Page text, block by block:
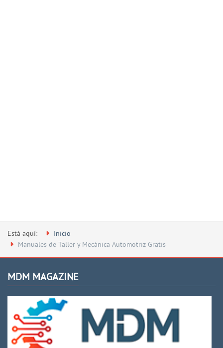
Está aquí:
Inicio
Manuales de Taller y Mecánica Automotriz Gratis
MDM MAGAZINE